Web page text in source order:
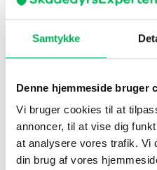
Samtykke
Denne hjemmeside bruger
Vi bruger cookies til at
annoncer, til at vise dig
at analysere vores trafik. Vi
din brug af vores
499kr Den
pris
499 kr.
399krDen
pris
399 kr.
Køb nu